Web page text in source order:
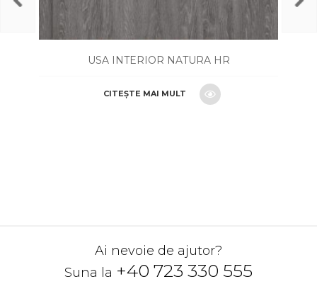
USA INTERIOR NATURA HR
CITEȘTE MAI MULT
Ai nevoie de ajutor?
Suna la +40 723 330 555